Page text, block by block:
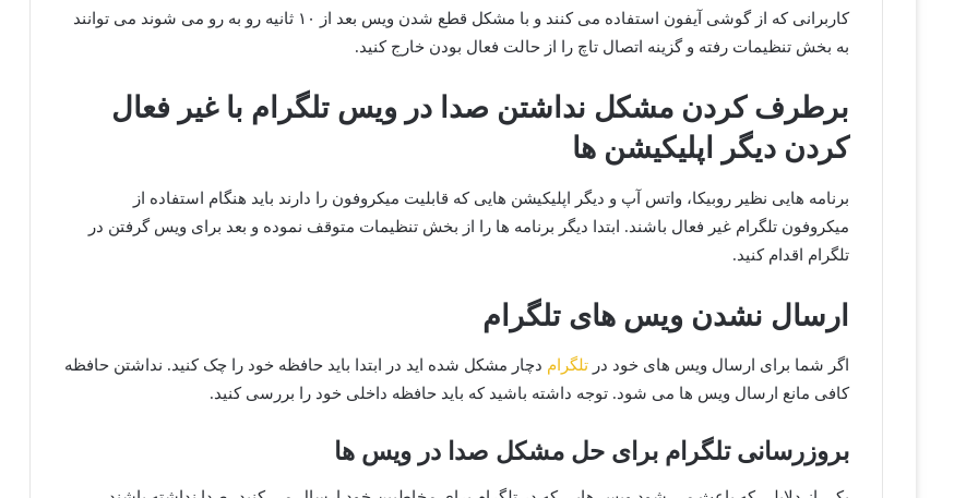
کاربرانی که از گوشی آیفون استفاده می کنند و با مشکل قطع شدن ویس بعد از ۱۰ ثانیه رو به رو می شوند می توانند
به بخش تنظیمات رفته و گزینه اتصال تاچ را از حالت فعال بودن خارج کنید.
برطرف کردن مشکل نداشتن صدا در ویس تلگرام با غیر فعال
کردن دیگر اپلیکیشن ها
برنامه هایی نظیر روبیکا، واتس آپ و دیگر اپلیکیشن هایی که قابلیت میکروفون را دارند باید هنگام استفاده از
میکروفون تلگرام غیر فعال باشند. ابتدا دیگر برنامه ها را از بخش تنظیمات متوقف نموده و بعد برای ویس گرفتن در
تلگرام اقدام کنید.
ارسال نشدن ویس های تلگرام
اگر شما برای ارسال ویس های خود در تلگرام دچار مشکل شده اید در ابتدا باید حافظه خود را چک کنید. نداشتن حافظه
کافی مانع ارسال ویس ها می شود. توجه داشته باشید که باید حافظه داخلی خود را بررسی کنید.
بروزرسانی تلگرام برای حل مشکل صدا در ویس ها